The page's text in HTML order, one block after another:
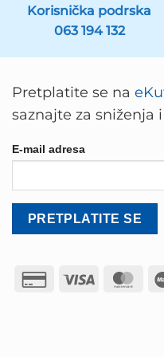
Korisnička podrska
063 194 132
Pretplatite se na
saznajte za sniženja
E-mail adresa
Credit
Visa